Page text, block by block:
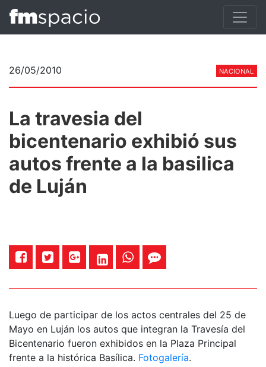
26/05/2010 NACIONAL
La travesia del
bicentenario exhibió sus
autos frente a la basilica
de Luján
Luego de participar de los actos centrales del 25 de
Mayo en Luján los autos que integran la Travesía del
Bicentenario fueron exhibidos en la Plaza Principal
frente a la histórica Basílica. Fotogalería.